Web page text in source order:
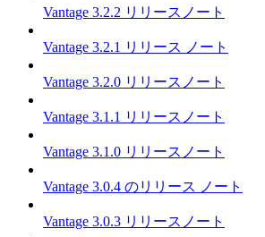
Vantage 3.2.2 リリースノート
Vantage 3.2.1 リリース ノート
Vantage 3.2.0 リリースノート
Vantage 3.1.1 リリースノート
Vantage 3.1.0 リリースノート
Vantage 3.0.4 のリリース ノート
Vantage 3.0.3 リリースノート